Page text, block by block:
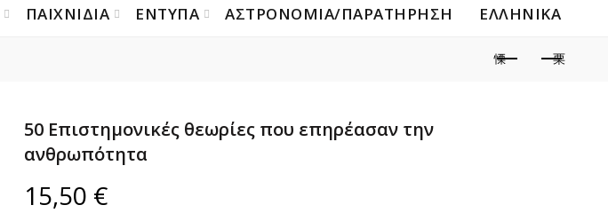
ΠΑΙΧΝΙΔΙΑ ΕΝΤΥΠΑ ΑΣΤΡΟΝΟΜΊΑ/ΠΑΡΑΤΉΡΗΣΗ ΕΛΛΗΝΙΚΑ
50 Επιστημονικές θεωρίες που επηρέασαν την
ανθρωπότητα
15,50 €